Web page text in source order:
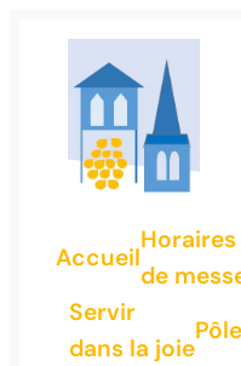
Accueil
Horaires
de
Servir
dans la joie